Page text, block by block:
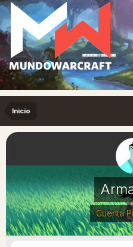
Inicio
Cuenta